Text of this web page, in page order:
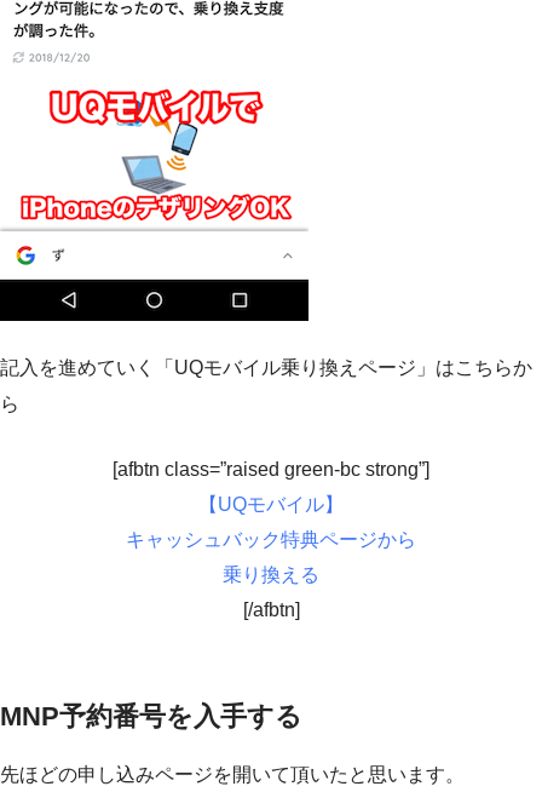
記入を進めていく「UQモバイル乗り換えページ」はこちらか
ら
[afbtn class=”raised green-bc strong”]
【UQモバイル】
キャッシュバック特典ページから
乗り換える
[/afbtn]
MNP予約番号を入手する
先ほどの申し込みページを開いて頂いたと思います。